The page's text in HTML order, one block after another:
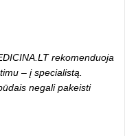
rekomenduoja
– į specialistą.
negali pakeisti